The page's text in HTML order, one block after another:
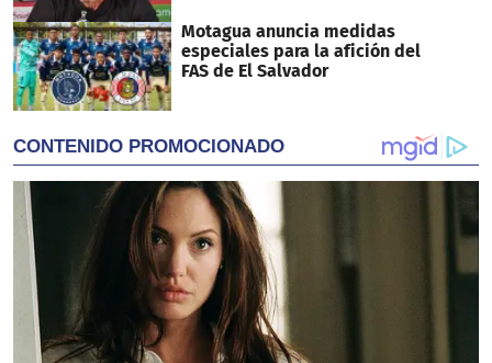
Motagua anuncia medidas
especiales para la afición del
FAS de El Salvador